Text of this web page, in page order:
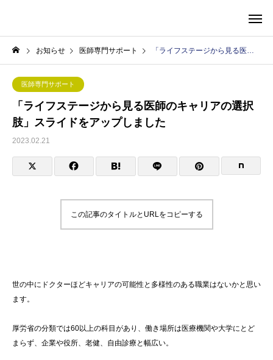
お知らせ 医師専門サポート 「ライフステージから見る医師のキャリアの選択肢」スライドをアップしました
医師専門サポート
「ライフステージから見る医師のキャリアの選択
肢」スライドをアップしました
2023.02.21
この記事のタイトルとURLをコピーする
世の中にドクターほどキャリアの可能性と多様性のある職業はないかと思い
ます。
厚労省の分類では60以上の科目があり、働き場所は医療機関や大学にとど
まらず、企業や役所、老健、自由診療と幅広い。